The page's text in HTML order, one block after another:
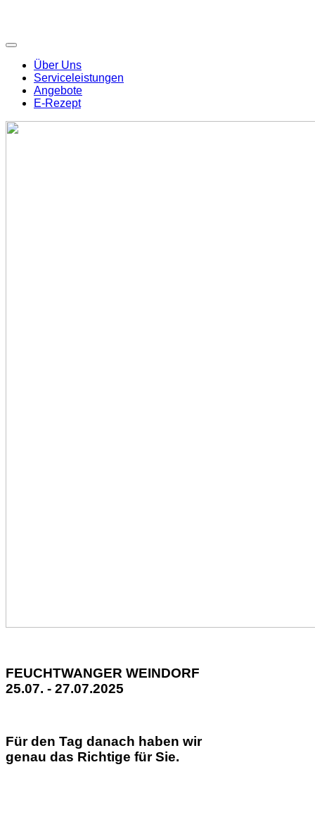
Über Uns
Serviceleistungen
Angebote
E-Rezept
FEUCHTWANGER WEINDORF
25.07. - 27.07.2025
Für den Tag danach haben wir
genau das Richtige für Sie.